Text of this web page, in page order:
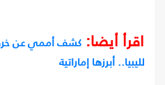
اقرأ أيضا: كشف أممي عن
لليبيا.. أبرزها إماراتية